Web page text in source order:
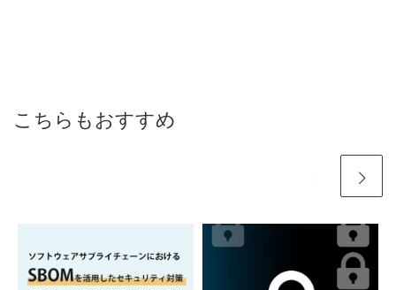
こちらもおすすめ